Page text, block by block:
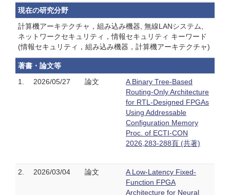
現在の研究分野
計算機アーキテクチャ，組み込み機器, 無線LANシステム,
ネットワークセキュリティ，情報セキュリティ キーワード
(情報セキュリティ，組み込み機器，計算機アーキテクチャ)
著書・論文等
1.
2026/05/27 論文
A Binary Tree-Based
Routing-Only Architecture
for RTL-Designed FPGAs
Using Addressable
Configuration Memory
Proc. of ECTI-CON
2026,283-288頁 (共著)
2. 2026/03/04 論文
A Low-Latency Fixed-
Function FPGA
Architecture for Neural